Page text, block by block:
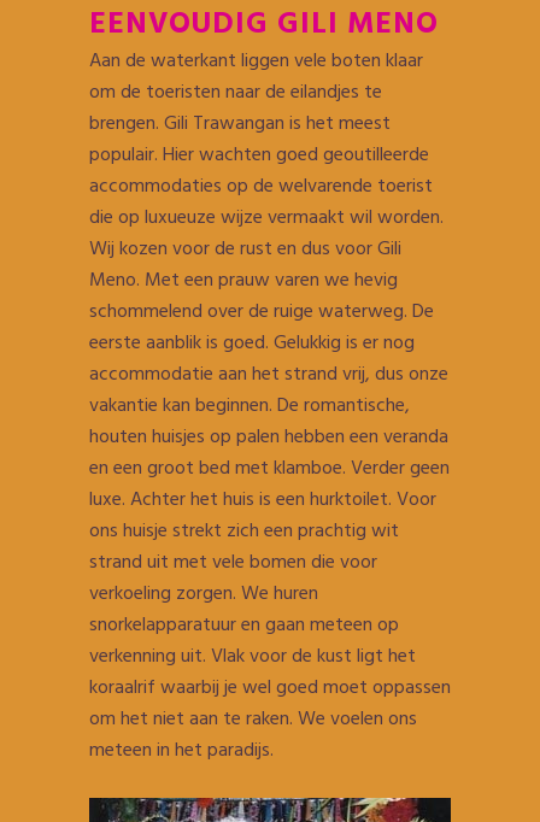
EENVOUDIG GILI MENO
Aan de waterkant liggen vele boten klaar
om de toeristen naar de eilandjes te
brengen. Gili Trawangan is het meest
populair. Hier wachten goed geoutilleerde
accommodaties op de welvarende toerist
die op luxueuze wijze vermaakt wil worden.
Wij kozen voor de rust en dus voor Gili
Meno. Met een prauw varen we hevig
schommelend over de ruige waterweg. De
eerste aanblik is goed. Gelukkig is er nog
accommodatie aan het strand vrij, dus onze
vakantie kan beginnen. De romantische,
houten huisjes op palen hebben een veranda
en een groot bed met klamboe. Verder geen
luxe. Achter het huis is een hurktoilet. Voor
ons huisje strekt zich een prachtig wit
strand uit met vele bomen die voor
verkoeling zorgen. We huren
snorkelapparatuur en gaan meteen op
verkenning uit. Vlak voor de kust ligt het
koraalrif waarbij je wel goed moet oppassen
om het niet aan te raken. We voelen ons
meteen in het paradijs.